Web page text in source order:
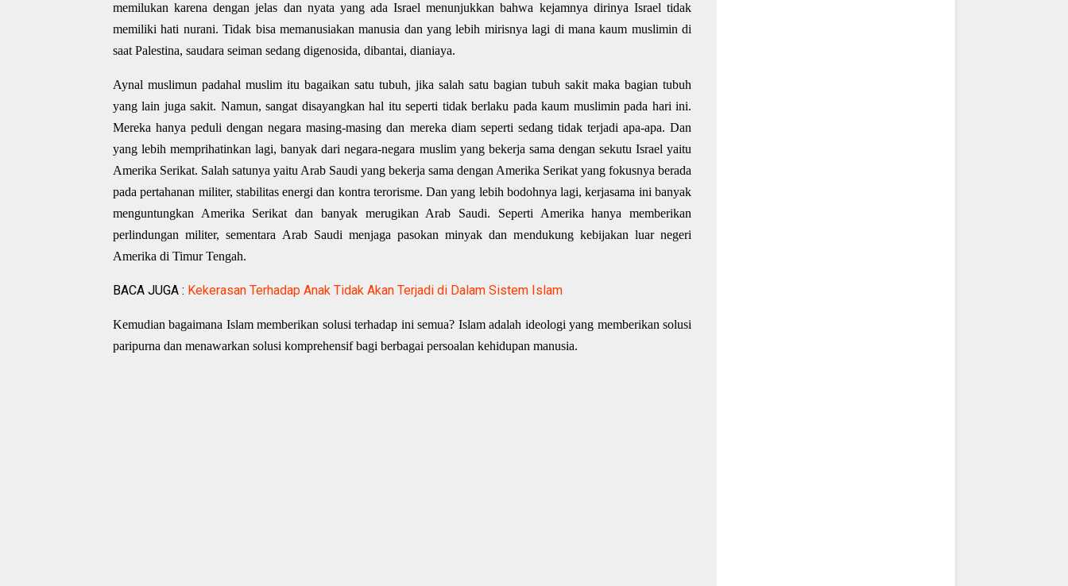
memilukan karena dengan jelas dan nyata yang ada Israel menunjukkan bahwa kejamnya dirinya Israel tidak
memiliki hati nurani. Tidak bisa memanusiakan manusia dan yang lebih mirisnya lagi di mana kaum muslimin di
saat Palestina, saudara seiman sedang digenosida, dibantai, dianiaya.
Aynal muslimun padahal muslim itu bagaikan satu tubuh, jika salah satu bagian tubuh sakit maka bagian tubuh
yang lain juga sakit. Namun, sangat disayangkan hal itu seperti tidak berlaku pada kaum muslimin pada hari ini.
Mereka hanya peduli dengan negara masing-masing dan mereka diam seperti sedang tidak terjadi apa-apa. Dan
yang lebih memprihatinkan lagi, banyak dari negara-negara muslim yang bekerja sama dengan sekutu Israel yaitu
Amerika Serikat. Salah satunya yaitu Arab Saudi yang bekerja sama dengan Amerika Serikat yang fokusnya berada
pada pertahanan militer, stabilitas energi dan kontra terorisme. Dan yang lebih bodohnya lagi, kerjasama ini banyak
menguntungkan Amerika Serikat dan banyak merugikan Arab Saudi. Seperti Amerika hanya memberikan
perlindungan militer, sementara Arab Saudi menjaga pasokan minyak dan mendukung kebijakan luar negeri
Amerika di Timur Tengah.
BACA JUGA : Kekerasan Terhadap Anak Tidak Akan Terjadi di Dalam Sistem Islam
Kemudian bagaimana Islam memberikan solusi terhadap ini semua? Islam adalah ideologi yang memberikan solusi
paripurna dan menawarkan solusi komprehensif bagi berbagai persoalan kehidupan manusia.